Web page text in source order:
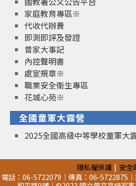
家庭教育專區※
代收代辦費
即測即評及發證
曾家大事記
內控聲明書
處室規章※
職業安全衛生專區
花城心苑※
全國童軍大露營
2025全國高級中等學校童軍大
隱私權保護
安全
電話：06-5722079｜傳真：06-5722875